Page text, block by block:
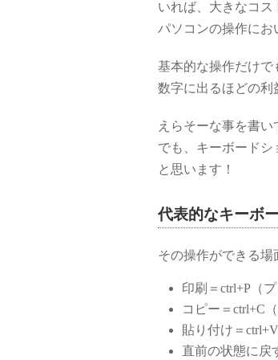
いれば、大きなコス
パソコンの操作にお
基本的な操作だけで
数字に出るほどの利
えらそーな事を書い
でも、キーボード
と思います！
代表的なキーボ
その操作ができる場
印刷＝ctrl+P（プ
コピー＝ctrl+C
貼り付け＝
直前の状態に戻